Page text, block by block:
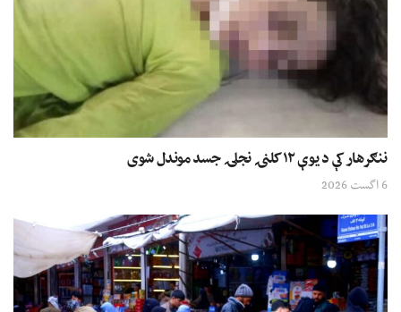
ننګرهار کې د یوې ۱۲ کلنۍ نجلۍ جسد موندل شوی
6 اگست 2026